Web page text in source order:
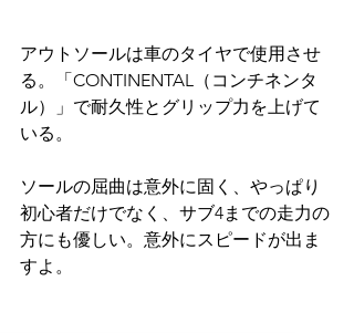
アウトソールは車のタイヤで使用させ
る。「CONTINENTAL（コンチネンタ
ル）」で耐久性とグリップ力を上げて
いる。
ソールの屈曲は意外に固く、やっぱり
初心者だけでなく、サブ4までの走力の
方にも優しい。意外にスピードが出ま
すよ。